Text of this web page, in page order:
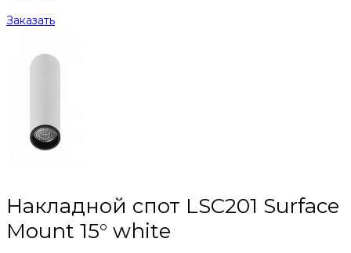
Заказать
Накладной спот LSC201 Surface
Mount 15° white